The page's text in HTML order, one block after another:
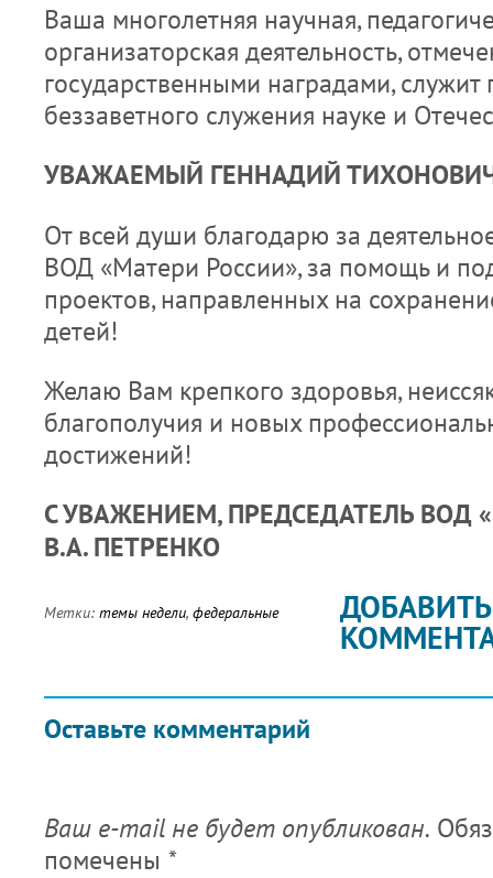
Ваша многолетняя научная,
организаторская деятельность,
государственными наградами,
беззаветного служения науке и
УВАЖАЕМЫЙ ГЕННАДИЙ
От всей души благодарю за
ВОД «Матери России», за помощь и
проектов, направленных на
детей!
Желаю Вам крепкого здоровья,
благополучия и новых
достижений!
С УВАЖЕНИЕМ, ПРЕДСЕДАТЕЛЬ ВОД
В.А. ПЕТРЕНКО
Метки: темы недели, федеральные
Оставьте комментарий
ДОБАВИТЬ
Ваш e-mail не будет опубликован.
помечены *